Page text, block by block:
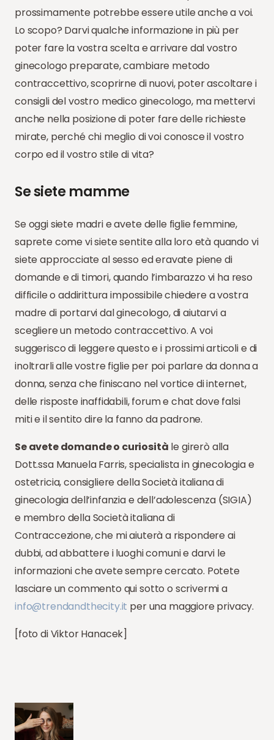
prossimamente potrebbe essere utile anche a voi.
Lo scopo? Darvi qualche informazione in più per
poter fare la vostra scelta e arrivare dal vostro
ginecologo preparate, cambiare metodo
contraccettivo, scoprirne di nuovi, poter ascoltare i
consigli del vostro medico ginecologo, ma mettervi
anche nella posizione di poter fare delle richieste
mirate, perché chi meglio di voi conosce il vostro
corpo ed il vostro stile di vita?
Se siete mamme
Se oggi siete madri e avete delle figlie femmine,
saprete come vi siete sentite alla loro età quando vi
siete approcciate al sesso ed eravate piene di
domande e di timori, quando l’imbarazzo vi ha reso
difficile o addirittura impossibile chiedere a vostra
madre di portarvi dal ginecologo, di aiutarvi a
scegliere un metodo contraccettivo. A voi
suggerisco di leggere questo e i prossimi articoli e di
inoltrarli alle vostre figlie per poi parlare da donna a
donna, senza che finiscano nel vortice di internet,
delle risposte inaffidabili, forum e chat dove falsi
miti e il sentito dire la fanno da padrone.
Se avete domande o curiosità le girerò alla
Dott.ssa Manuela Farris, specialista in ginecologia e
ostetricia, consigliere della Società italiana di
ginecologia dell’infanzia e dell’adolescenza (SIGIA)
e membro della Società italiana di
Contraccezione, che mi aiuterà a rispondere ai
dubbi, ad abbattere i luoghi comuni e darvi le
informazioni che avete sempre cercato. Potete
lasciare un commento qui sotto o scrivermi a
info@trendandthecity.it per una maggiore privacy.
[foto di Viktor Hanacek]